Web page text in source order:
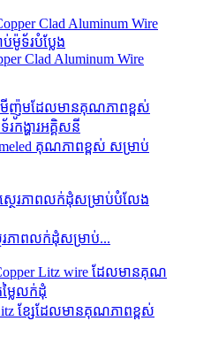
Clad Aluminum Wire
គុណភាពខ្ពស់ សម្រាប់
រភាពលក់ដុំសម្រាប់...
ខ្សែដែលមានគុណភាពខ្ពស់